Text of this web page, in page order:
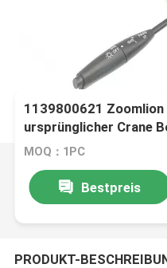
1139800621 Zoomlion
ursprünglicher Crane
MOQ：1PC
Bestpreis
PRODUKT-